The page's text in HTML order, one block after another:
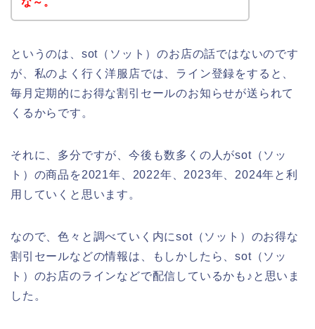
というのは、sot（ソット）のお店の話ではないのです
が、私のよく行く洋服店では、ライン登録をすると、
毎月定期的にお得な割引セールのお知らせが送られて
くるからです。
それに、多分ですが、今後も数多くの人がsot（ソッ
ト）の商品を2021年、2022年、2023年、2024年と利
用していくと思います。
なので、色々と調べていく内にsot（ソット）のお得な
割引セールなどの情報は、もしかしたら、sot（ソッ
ト）のお店のラインなどで配信しているかも♪と思いま
した。